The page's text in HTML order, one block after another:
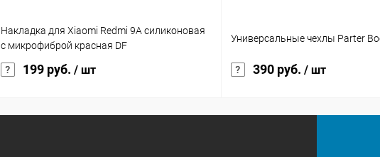
Накладка для Xiaomi Redmi 9A силиконовая
с микрофиброй красная DF
199 руб. / шт
Универсальные чехлы Parter
390 руб. / шт